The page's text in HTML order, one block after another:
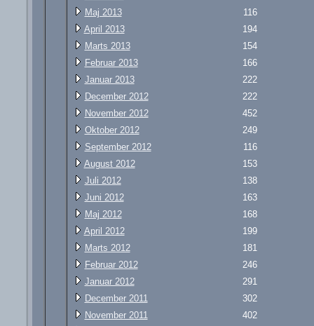
Maj 2013
116
April 2013
194
Marts 2013
154
Februar 2013
166
Januar 2013
222
December 2012
222
November 2012
452
Oktober 2012
249
September 2012
116
August 2012
153
Juli 2012
138
Juni 2012
163
Maj 2012
168
April 2012
199
Marts 2012
181
Februar 2012
246
Januar 2012
291
December 2011
302
November 2011
402